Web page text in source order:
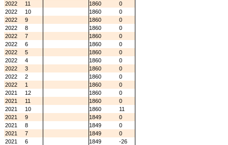
2022
11 1860
0
2022
10 1860
0
2022
9 1860
0
2022
8 1860
0
2022
7 1860
0
2022
6 1860
0
2022
5 1860
0
2022
4 1860
0
2022
3 1860
0
2022
2 1860
0
2022
1 1860
0
2021
12 1860
0
2021
11 1860
0
2021
10 1860
11
2021
9 1849
0
2021
8 1849
0
2021
7 1849
0
2021
6 1849
-26